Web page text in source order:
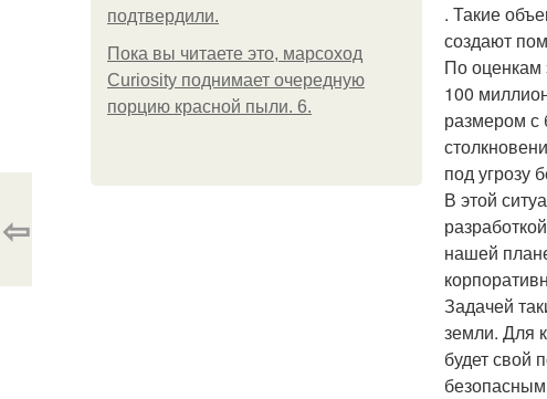
подтвердили.
Пока вы читаете это, марсоход
Curiosity поднимает очередную
порцию красной пыли. 6.
. Такие
создают
По оценкам
100
размером с
под угрозу
В этой
нашей
Задачей
земли. Для
будет свой
⇦